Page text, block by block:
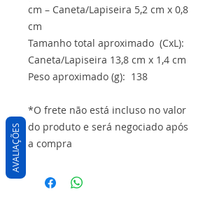
cm – Caneta/Lapiseira 5,2 cm x 0,8
cm
Tamanho total aproximado (CxL):
Caneta/Lapiseira 13,8 cm x 1,4 cm
Peso aproximado (g): 138
*O frete não está incluso no valor
do produto e será negociado após
a compra
AVALIAÇÕES